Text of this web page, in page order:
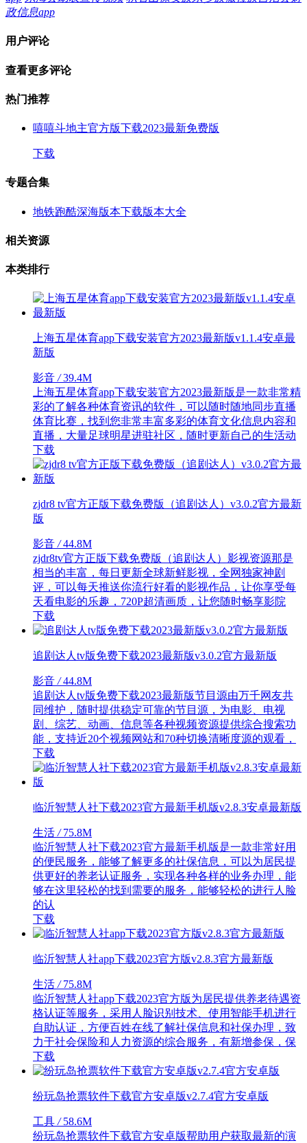
政信息app
用户评论
查看更多评论
热门推荐
嘻嘻斗地主官方版下载2023最新免费版
下载
专题合集
地铁跑酷深海版本下载版本大全
相关资源
本类排行
上海五星体育app下载安装官方2023最新版v1.1.4安卓最
新版
影音/39.4M
上海五星体育app下载安装官方2023最新版是一款非常精
彩的了解各种体育资讯的软件，可以随时随地同步直播
体育比赛，找到您非常丰富多彩的体育文化信息内容和
直播，大量足球明星进驻社区，随时更新自己的生活动
下载
zjdr8 tv官方正版下载免费版（追剧达人）v3.0.2官方最新
版
影音/44.8M
zjdr8tv官方正版下载免费版（追剧达人）影视资源那是
相当的丰富，每日更新全球新鲜影视，全网独家神剧
评，可以每天推送你流行好看的影视作品，让你享受每
天看电影的乐趣，720P超清画质，让您随时畅享影院
下载
追剧达人tv版免费下载2023最新版v3.0.2官方最新版
影音/44.8M
追剧达人tv版免费下载2023最新版节目源由万千网友共
同维护，随时提供稳定可靠的节目源，为电影、电视
剧、综艺、动画、信息等各种视频资源提供综合搜索功
能，支持近20个视频网站和70种切换清晰度源的观看，
下载
临沂智慧人社下载2023官方最新手机版v2.8.3安卓最新版
生活/75.8M
临沂智慧人社下载2023官方最新手机版是一款非常好用
的便民服务，能够了解更多的社保信息，可以为居民提
供更好的养老认证服务，实现各种各样的业务办理，能
够在这里轻松的找到需要的服务，能够轻松的进行人脸
的认
下载
临沂智慧人社app下载2023官方版v2.8.3官方最新版
生活/75.8M
临沂智慧人社app下载2023官方版为居民提供养老待遇资
格认证等服务，采用人脸识别技术、使用智能手机进行
自助认证，方便百姓在线了解社保信息和社保办理，致
力于社会保险和人力资源的综合服务，有新增参保，保
下载
纷玩岛抢票软件下载官方安卓版v2.7.4官方安卓版
工具/58.6M
纷玩岛抢票软件下载官方安卓版帮助用户获取最新的演